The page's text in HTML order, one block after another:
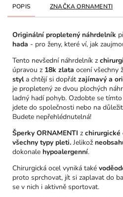
POPIS ZNAČKAORNAMENTI
Originální propletený náhrdelník
hada - pro ženy, které ví, jak
Tento nevšední náhrdelník z
úpravou z 18k zlata ocení všechny
styla chtějí si dopřát zajímavý a
je propletený ze dvou plochých
ladný hadí pohyb. Ozdobte se
jdete do společnosti nebo na
Budete nepřehlédnutelná!
Šperky ORNAMENTI z chirurgické
všechny typy pleti. Jelikož
dokonale hypoalergenní.
Chirurgická ocel vyniká také
proto sprchovat, jít si zaplavat do
se v nich i aktivně sportovat.